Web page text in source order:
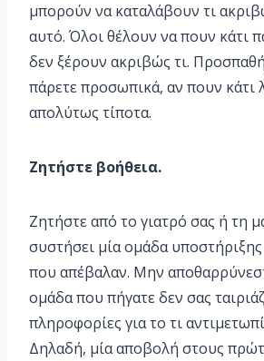
μπορούν να καταλάβουν τι
αυτό. Όλοι θέλουν να πουν κάτι
δεν ξέρουν ακριβώς τι.
πάρετε προσωπικά, αν πουν κάτι
απολύτως τίποτα.
Ζητήστε βοήθεια.
Ζητήστε από το γιατρό σας ή τη
συστήσει μία ομάδα υποστήριξης
που απέβαλαν. Μην
ομάδα που πήγατε δεν σας
πληροφορίες για το τι
Δηλαδή, μία αποβολή στους